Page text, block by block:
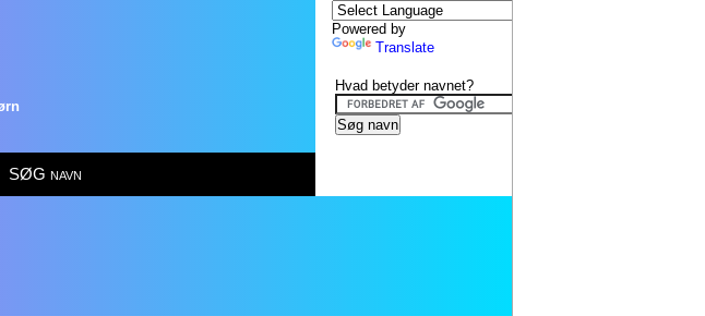
SØG navn
Powered by
Translate
Hvad betyder navnet?